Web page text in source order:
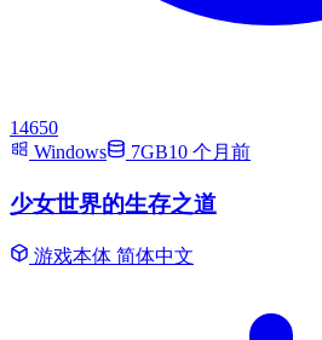
14650
Windows
7GB10 个月前
少女世界的生存之道
游戏本体 简体中文